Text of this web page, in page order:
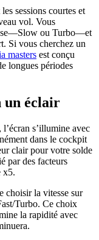
sessions courtes et
vol. Vous
ou Turbo—et
Si vous cherchez un
masters est conçu
longues périodes
un éclair
s’illumine avec
dans le cockpit
clair pour votre solde
par des facteurs
x5.
choisir la vitesse sur
Turbo. Ce choix
la rapidité avec